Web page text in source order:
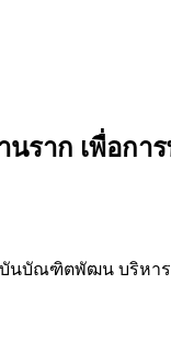
นราก เพื่อก
บันบัณฑิตพัฒน บริหา